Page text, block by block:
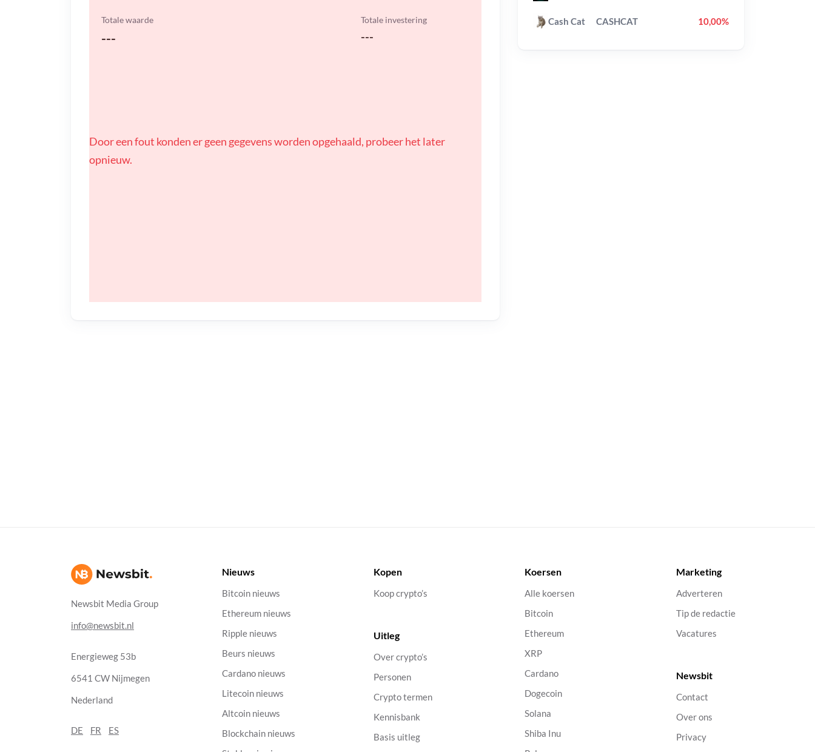
Totale waarde
---
Totale investering
---
Door een fout konden er geen gegevens worden opgehaald, probeer het later
opnieuw.
Cash Cat CASHCAT 10,00%
Newsbit Media Group
info@newsbit.nl
Energieweg 53b
6541 CW Nijmegen
Nederland
DE FR ES
Nieuws
Bitcoin nieuws
Ethereum nieuws
Ripple nieuws
Beurs nieuws
Cardano nieuws
Litecoin nieuws
Altcoin nieuws
Blockchain nieuws
Kopen
Koop crypto’s
Uitleg
Over crypto’s
Personen
Crypto termen
Kennisbank
Basis uitleg
Koersen
Alle koersen
Bitcoin
Ethereum
XRP
Cardano
Dogecoin
Solana
Shiba Inu
Marketing
Adverteren
Tip de redactie
Vacatures
Newsbit
Contact
Over ons
Privacy